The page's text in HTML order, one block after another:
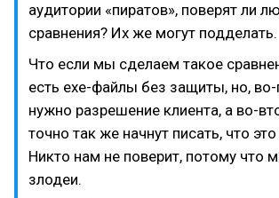
аудитории «пиратов», поверят ли
сравнения? Их же могут подделать.
Что если мы сделаем такое
есть exe-файлы без защиты, но,
нужно разрешение клиента, а во-
точно так же начнут писать, что
Никто нам не поверит, потому что
злодеи.